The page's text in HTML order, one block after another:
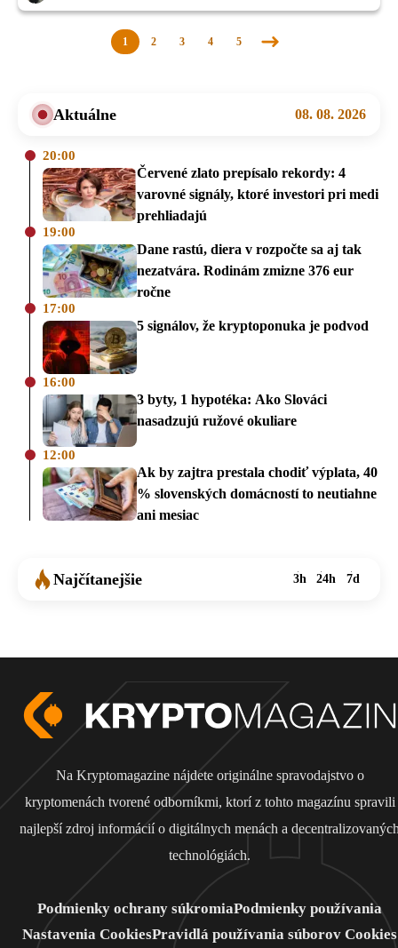
1 2 3 4 5
Nasledujúca
Aktuálne 08. 08. 2026
20:00
Červené zlato prepísalo rekordy: 4
varovné signály, ktoré investori pri medi
prehliadajú
19:00
Dane rastú, diera v rozpočte sa aj tak
nezatvára. Rodinám zmizne 376 eur
ročne
17:00
5 signálov, že kryptoponuka je podvod
16:00
3 byty, 1 hypotéka: Ako Slováci
nasadzujú ružové okuliare
12:00
Ak by zajtra prestala chodiť výplata, 40
% slovenských domácností to neutiahne
ani mesiac
Najčítanejšie 3h 24h 7d
Na Kryptomagazine nájdete originálne spravodajstvo o
kryptomenách tvorené odborníkmi, ktorí z tohto magazínu spravili
najlepší zdroj informácií o digitálnych menách a
technológiách.
Podmienky ochrany súkromiaPodmienky používania
Nastavenia CookiesPravidlá používania súborov Cookies